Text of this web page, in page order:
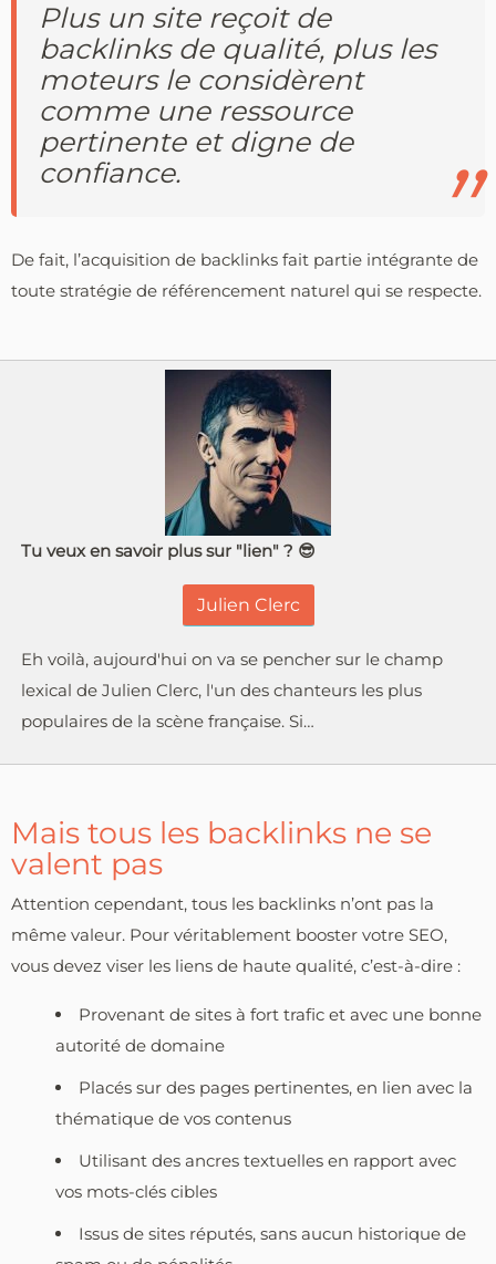
Plus un site reçoit de
backlinks de qualité, plus les
moteurs le considèrent
comme une ressource
pertinente et digne de
confiance.
De fait, l’acquisition de backlinks fait partie intégrante de
toute stratégie de référencement naturel qui se respecte.
Tu veux en savoir plus sur "lien" ? 😎
Julien Clerc
Eh voilà, aujourd'hui on va se pencher sur le champ
lexical de Julien Clerc, l'un des chanteurs les plus
populaires de la scène française. Si…
Mais tous les backlinks ne se
valent pas
Attention cependant, tous les backlinks n’ont pas la
même valeur. Pour véritablement booster votre SEO,
vous devez viser les liens de haute qualité, c’est-à-dire :
Provenant de sites à fort trafic et avec une bonne
autorité de domaine
Placés sur des pages pertinentes, en lien avec la
thématique de vos contenus
Utilisant des ancres textuelles en rapport avec
vos mots-clés cibles
Issus de sites réputés, sans aucun historique de